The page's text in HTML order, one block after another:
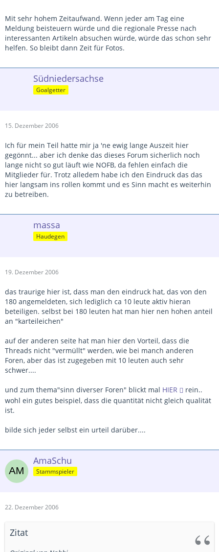
Mit sehr hohem Zeitaufwand. Wenn jeder am Tag eine
Meldung beisteuern würde und die regionale Presse nach
interessanten Artikeln absuchen würde, würde das schon sehr
helfen. So bleibt dann Zeit für Fotos.
Südniedersachse
Goalgetter
15. Dezember 2006
Ich für mein Teil hatte mir ja 'ne ewig lange Auszeit hier
gegönnt... aber ich denke das dieses Forum sicherlich noch
lange nicht so gut läuft wie NOFB, da fehlen einfach die
Mitglieder für. Trotz alledem habe ich den Eindruck das das
hier langsam ins rollen kommt und es Sinn macht es weiterhin
zu betreiben.
massa
Haudegen
19. Dezember 2006
das traurige hier ist, dass man den eindruck hat, das von den
180 angemeldeten, sich lediglich ca 10 leute aktiv hieran
beteiligen. selbst bei 180 leuten hat man hier nen hohen anteil
an "karteileichen"
auf der anderen seite hat man hier den Vorteil, dass die
Threads nicht "vermüllt" werden, wie bei manch anderen
Foren, aber das ist zugegeben mit 10 leuten auch sehr
schwer....
und zum thema"sinn diverser Foren" blickt mal HIER
rein..
wohl ein gutes beispiel, dass die quantität nicht gleich qualität
ist.
bilde sich jeder selbst ein urteil darüber....
AmaSchu
Stammspieler
22. Dezember 2006
Zitat